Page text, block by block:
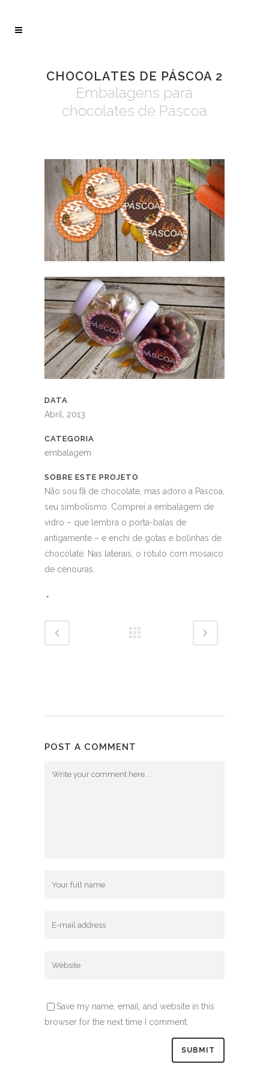
CHOCOLATES DE PÁSCOA 2
Embalagens para
chocolates de Páscoa
DATA
Abril, 2013
CATEGORIA
embalagem
SOBRE ESTE PROJETO
Não sou fã de chocolate, mas adoro a Páscoa,
seu simbolismo. Comprei a embalagem de
vidro – que lembra o porta-balas de
antigamente – e enchi de gotas e bolinhas de
chocolate. Nas laterais, o rótulo com mosaico
de cenouras.
POST A COMMENT
Save my name, email, and website in this
browser for the next time I comment.